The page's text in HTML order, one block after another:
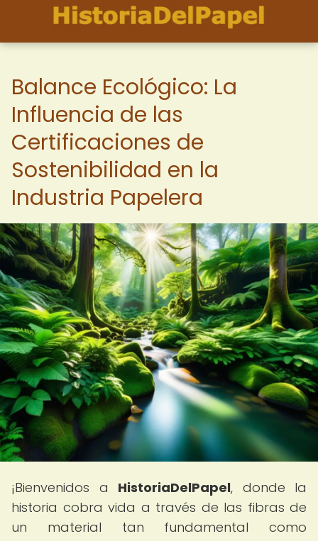
Balance Ecológico: La
Influencia de las
Certificaciones de
Sostenibilidad en la
Industria Papelera
¡Bienvenidos a HistoriaDelPapel, donde la
historia cobra vida a través de las fibras de
un material tan fundamental como